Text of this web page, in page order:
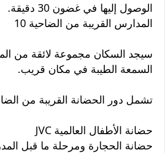
الوصول إليها في غضون 30 دقيقة.
المدارس القريبة من الضاحية 10
سيجد السكان مجموعة لائقة من
السمعة الطيبة في مكان قريب.
تشمل دور الحضانة القريبة من الضاحية 10
حضانة الأطفال العالمية JVC
حضانة الحجارة ومرحلة ما قبل